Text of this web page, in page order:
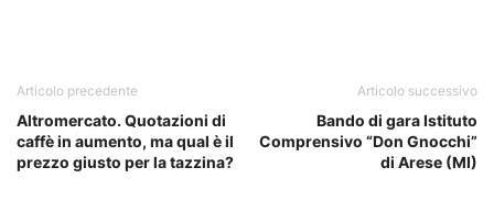
Articolo precedente
Altromercato. Quotazioni di
caffè in aumento, ma qual è il
prezzo giusto per la tazzina?
Articolo successivo
Bando di gara Istituto
Comprensivo “Don Gnocchi”
di Arese (MI)